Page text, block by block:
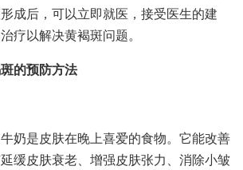
成后，可以立即就医，接受医生的建
疗以解决黄褐斑问题。
的预防方法
奶是皮肤在晚上喜爱的食物。它能改善
缓皮肤衰老、增强皮肤张力、消除小皱